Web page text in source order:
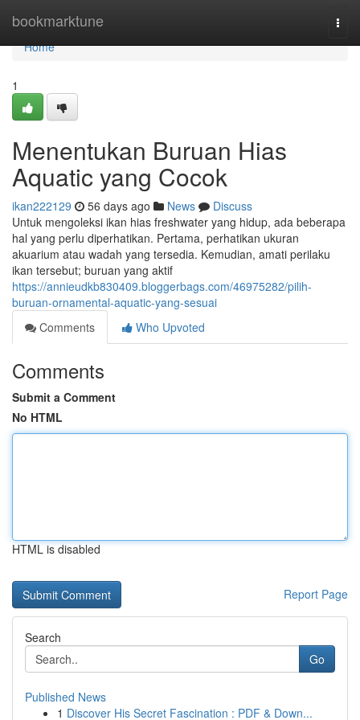
bookmarktune
Home
Home
1
Menentukan Buruan Hias
Aquatic yang Cocok
ikan222129 56 days ago News
Discuss
Untuk mengoleksi ikan hias freshwater yang hidup, ada beberapa
hal yang perlu diperhatikan. Pertama, perhatikan ukuran
akuarium atau wadah yang tersedia. Kemudian, amati perilaku
ikan tersebut; buruan yang aktif
https://annieudkb830409.bloggerbags.com/46975282/pilih-
buruan-ornamental-aquatic-yang-sesuai
Comments
Who Upvoted
Comments
Submit a Comment
No HTML
HTML is disabled
Report Page
Search
Go
Published News
1 Discover His Secret Fascination : PDF & Down...